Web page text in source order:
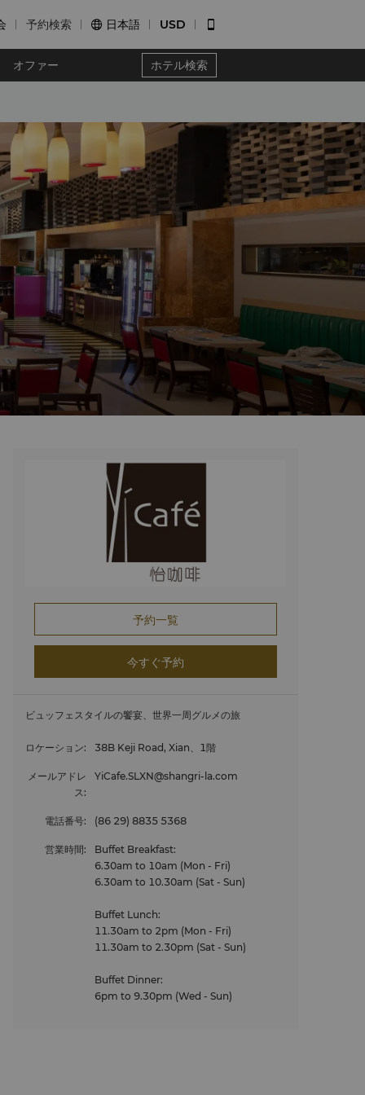
予約検索  日本語 USD 
オファー ホテル検索
予約一覧
今すぐ予約
ビュッフェスタイルの饗宴、世界一周グルメの旅
ロケーション: 38B Keji Road, Xian、1階
メールアドレ
ス:
YiCafe.SLXN@shangri-la.com
電話番号: (86 29) 8835 5368
営業時間:
Buffet Breakfast:
6.30am to 10am (Mon - Fri)
6.30am to 10.30am (Sat - Sun)
Buffet Lunch:
11.30am to 2pm (Mon - Fri)
11.30am to 2.30pm (Sat - Sun)
Buffet Dinner:
6pm to 9.30pm (Wed - Sun)